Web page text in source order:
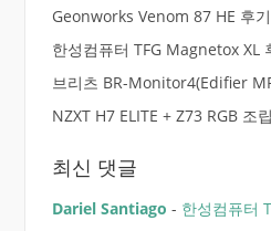
Geonworks Venom 87 HE 후
한성컴퓨터 TFG Magnetox XL
브리츠 BR-Monitor4(Edifier
NZXT H7 ELITE + Z73 RGB 조립
최신 댓글
Dariel Santiago - 한성컴퓨터